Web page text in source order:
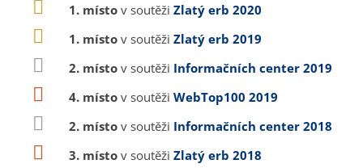
1. místo v soutěži Zlatý erb 2020
1. místo v soutěži Zlatý erb 2019
2. místo v soutěži Informačních center 2019
4. místo v soutěži WebTop100 2019
2. místo v soutěži Informačních center 2018
3. místo v soutěži Zlatý erb 2018